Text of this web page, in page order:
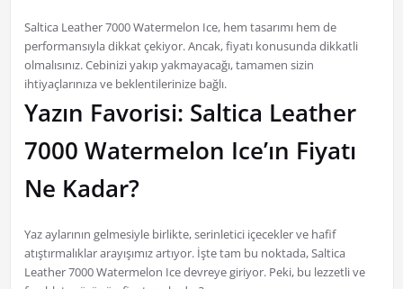
Saltica Leather 7000 Watermelon Ice, hem tasarımı hem de
performansıyla dikkat çekiyor. Ancak, fiyatı konusunda dikkatli
olmalısınız. Cebinizi yakıp yakmayacağı, tamamen sizin
ihtiyaçlarınıza ve beklentilerinize bağlı.
Yazın Favorisi: Saltica Leather
7000 Watermelon Ice’ın Fiyatı
Ne Kadar?
Yaz aylarının gelmesiyle birlikte, serinletici içecekler ve hafif
atıştırmalıklar arayışımız artıyor. İşte tam bu noktada, Saltica
Leather 7000 Watermelon Ice devreye giriyor. Peki, bu lezzetli ve